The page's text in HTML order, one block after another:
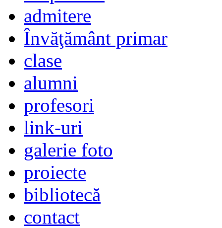
admitere
Învăţământ primar
clase
alumni
profesori
link-uri
galerie foto
proiecte
bibliotecă
contact